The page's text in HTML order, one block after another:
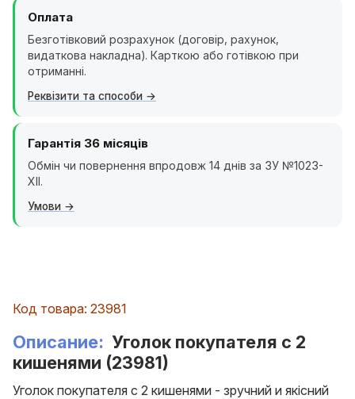
Оплата
Безготівковий розрахунок (договір, рахунок,
видаткова накладна). Карткою або готівкою при
отриманні.
Реквізити та способи
Гарантія 36 місяців
Обмін чи повернення впродовж 14 днів за ЗУ №1023-
XII.
Умови
Код товара: 23981
Описание: Уголок покупателя с 2
кишенями (23981)
Уголок покупателя с 2 кишенями - зручний и якісний